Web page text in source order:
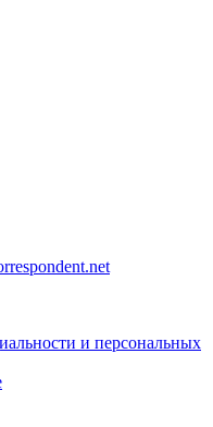
и персональных